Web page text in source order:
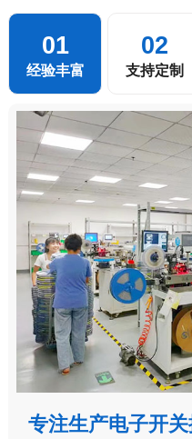
01
经验丰富
02
支持定制
专注生产电子开